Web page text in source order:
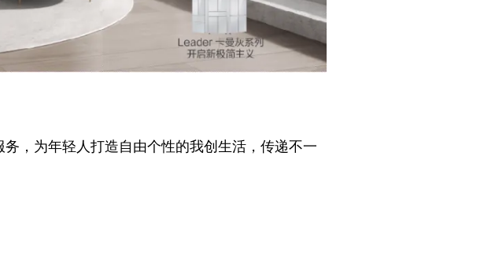
，为年轻人打造自由个性的我创生活，传递不一